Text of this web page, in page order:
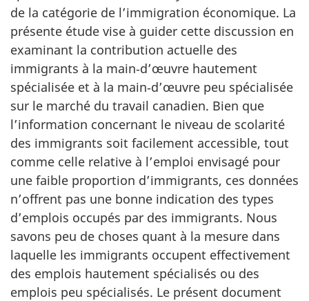
de la catégorie de l’immigration économique. La
présente étude vise à guider cette discussion en
examinant la contribution actuelle des
immigrants à la main‑d’œuvre hautement
spécialisée et à la main‑d’œuvre peu spécialisée
sur le marché du travail canadien. Bien que
l’information concernant le niveau de scolarité
des immigrants soit facilement accessible, tout
comme celle relative à l’emploi envisagé pour
une faible proportion d’immigrants, ces données
n’offrent pas une bonne indication des types
d’emplois occupés par des immigrants. Nous
savons peu de choses quant à la mesure dans
laquelle les immigrants occupent effectivement
des emplois hautement spécialisés ou des
emplois peu spécialisés. Le présent document